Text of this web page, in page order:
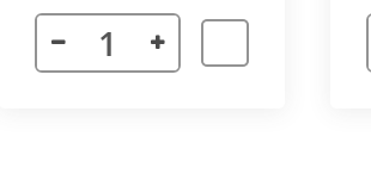
рамка выполнена из
покрытия и короба